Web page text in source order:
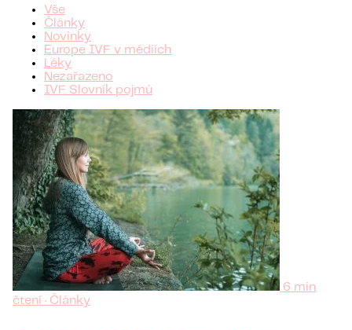
Vše
Články
Novinky
Europe IVF v médiích
Léky
Nezařazeno
IVF Slovník pojmů
6 min
čtení · Články